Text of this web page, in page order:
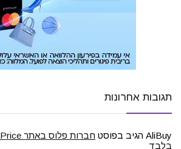
תגובות אחרונות
AliBuy הגיב בפוסט
בלבד